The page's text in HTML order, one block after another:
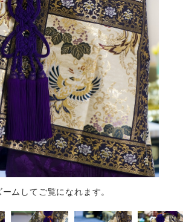
ムしてご覧になれます。